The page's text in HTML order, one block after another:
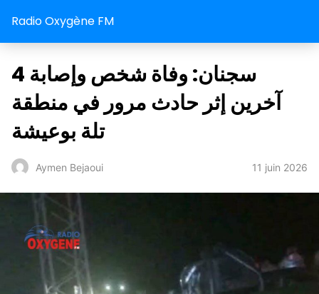
Radio Oxygène FM
سجنان: وفاة شخص وإصابة 4
آخرين إثر حادث مرور في منطقة
تلة بوعيشة
Aymen Bejaoui 11 juin 2026